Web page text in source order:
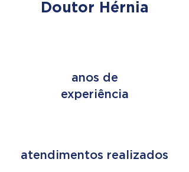
Doutor Hérnia
anos de
experiência
atendimentos realizados